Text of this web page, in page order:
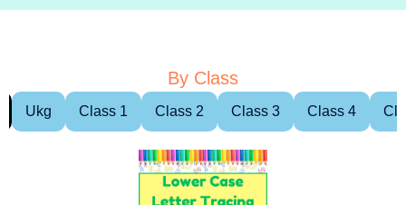
By Class
Ukg Class 1 Class 2 Class 3 Class 4